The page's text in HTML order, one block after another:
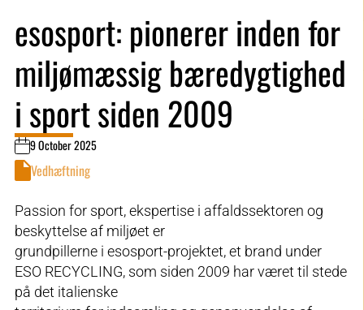
esosport: pionerer inden for
miljømæssig bæredygtighed
i sport siden 2009
9 October 2025
Vedhæftning
Passion for sport, ekspertise i affaldssektoren og
beskyttelse af miljøet er
grundpillerne i esosport-projektet, et brand under
ESO RECYCLING, som siden 2009 har været til stede
på det italienske